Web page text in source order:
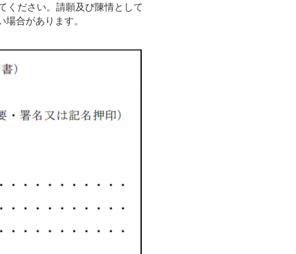
ください。請願及び陳情として
合があります。